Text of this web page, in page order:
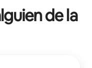
de la